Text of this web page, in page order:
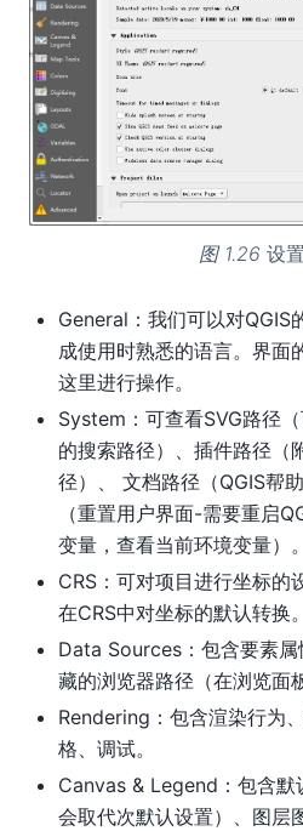
图 1.26 设
General：我们可以对QGIS
成使用时熟悉的语言。界面
这里进行操作。
System：可查看SVG路径
的搜索路径）、插件路径（
径）、 文档路径（QGIS帮
（重置用户界面-需要重启
变量，查看当前环境变量）。
CRS：可对项目进行坐标的
在CRS中对坐标的默认转换。
Data Sources：包含要素
藏的浏览器路径（在浏览面
Rendering：包含渲染行为
格、调试。
Canvas & Legend：包含默
会取代次默认设置）、图层